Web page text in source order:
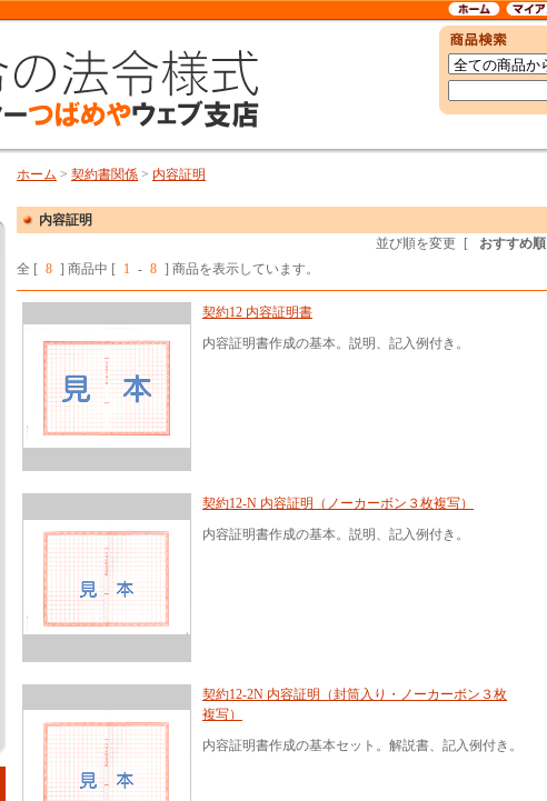
ホーム > 契約書関係 > 内容証明
内容証明
並び順を変更
[ おすすめ順
全 [ 8 ] 商品中 [ 1 - 8 ] 商品を表示しています。
契約12 内容証明書
内容証明書作成の基本。説明、記入例付き。
契約12-N 内容証明（ノーカーボン３枚複写）
内容証明書作成の基本。説明、記入例付き。
契約12-2N 内容証明（封筒入り・ノーカーボン３枚
複写）
内容証明書作成の基本セット。解説書、記入例付き。